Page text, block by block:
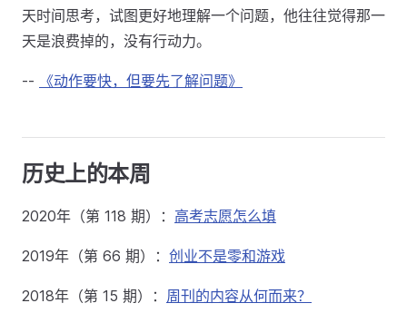
天时间思考，试图更好地理解一个问题，他往往觉得那一
天是浪费掉的，没有行动力。
-- 《动作要快，但要先了解问题》
历史上的本周
2020年（第 118 期）： 高考志愿怎么填
2019年（第 66 期）： 创业不是零和游戏
2018年（第 15 期）： 周刊的内容从何而来？